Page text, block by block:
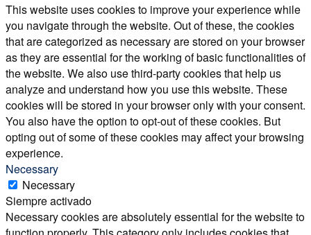
This website uses cookies to improve your experience while
you navigate through the website. Out of these, the cookies
that are categorized as necessary are stored on your browser
as they are essential for the working of basic functionalities of
the website. We also use third-party cookies that help us
analyze and understand how you use this website. These
cookies will be stored in your browser only with your consent.
You also have the option to opt-out of these cookies. But
opting out of some of these cookies may affect your browsing
experience.
Necessary
Necessary
Siempre activado
Necessary cookies are absolutely essential for the website to